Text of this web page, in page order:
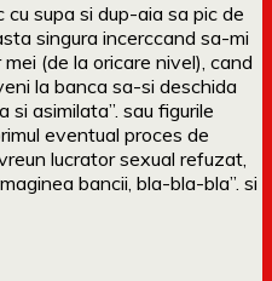
cu supa si dup-aia sa pic de
singura incerccand sa-mi
(de la oricare nivel), cand
la banca sa-si deschida
si asimilata”. sau figurile
eventual proces de
lucrator sexual refuzat,
bancii, bla-bla-bla”. si